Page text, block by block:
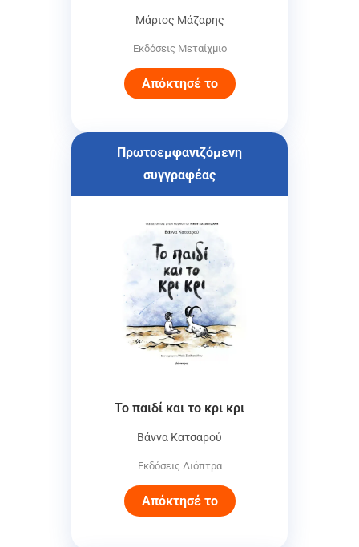
Μάριος Μάζαρης
Εκδόσεις Μεταίχμιο
Απόκτησέ το
Πρωτοεμφανιζόμενη
συγγραφέας
Το παιδί και το κρι κρι
Βάννα Κατσαρού
Εκδόσεις Διόπτρα
Απόκτησέ το